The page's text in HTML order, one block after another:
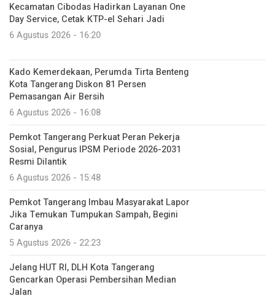
Kecamatan Cibodas Hadirkan Layanan One
Day Service, Cetak KTP-el Sehari Jadi
6 Agustus 2026 - 16:20
Kado Kemerdekaan, Perumda Tirta Benteng
Kota Tangerang Diskon 81 Persen
Pemasangan Air Bersih
6 Agustus 2026 - 16:08
Pemkot Tangerang Perkuat Peran Pekerja
Sosial, Pengurus IPSM Periode 2026-2031
Resmi Dilantik
6 Agustus 2026 - 15:48
Pemkot Tangerang Imbau Masyarakat Lapor
Jika Temukan Tumpukan Sampah, Begini
Caranya
5 Agustus 2026 - 22:23
Jelang HUT RI, DLH Kota Tangerang
Gencarkan Operasi Pembersihan Median
Jalan